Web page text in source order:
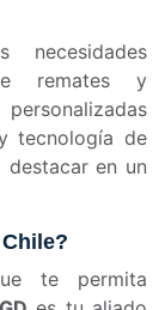
necesidades
remates y
tecnología de
destacar en un
te permita